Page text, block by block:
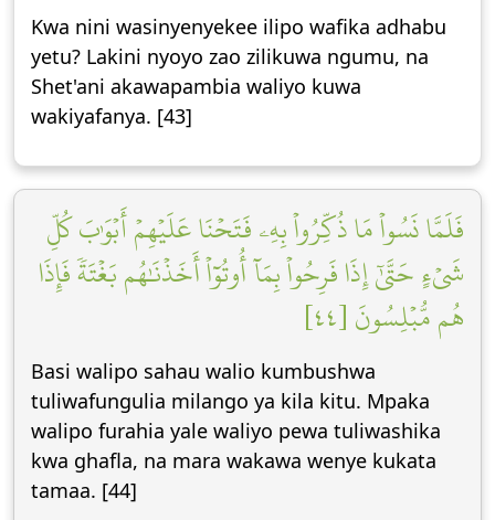
Kwa nini wasinyenyekee ilipo wafika adhabu
yetu? Lakini nyoyo zao zilikuwa ngumu, na
Shet'ani akawapambia waliyo kuwa
wakiyafanya. [43]
فَلَمَّا نَسُواْ مَا ذُكِّرُواْ بِهِۦ فَتَحۡنَا عَلَيۡهِمۡ أَبۡوَٰبَ كُلِّ
شَيۡءٍ حَتَّىٰٓ إِذَا فَرِحُواْ بِمَآ أُوتُوٓاْ أَخَذۡنَٰهُم بَغۡتَةٗ فَإِذَا
هُم مُّبۡلِسُونَ [٤٤]
Basi walipo sahau walio kumbushwa
tuliwafungulia milango ya kila kitu. Mpaka
walipo furahia yale waliyo pewa tuliwashika
kwa ghafla, na mara wakawa wenye kukata
tamaa. [44]